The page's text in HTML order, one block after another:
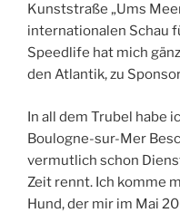
Kunststraße „Ums
internationalen Schau
Speedlife hat mich
den Atlantik, zu
In all dem Trubel habe
Boulogne-sur-Mer
vermutlich schon
Zeit rennt. Ich komme
Hund, der mir im Mai